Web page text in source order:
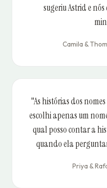
sugeriu Astrid e
Camila &
"As histórias dos
escolhi apenas um
qual posso contar a
quando ela
Priya &